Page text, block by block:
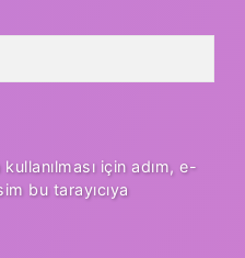
için adım, e-
bu tarayıcıya